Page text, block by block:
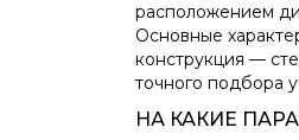
расположением
Основные
конструкция —
точного подбора
НА КАКИЕ